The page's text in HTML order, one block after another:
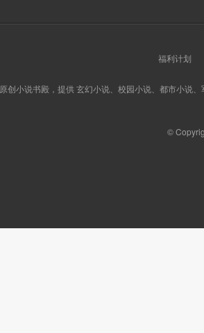
福利计划
原创小说书殿，提供 玄幻小说、校园小说、都市小说
©